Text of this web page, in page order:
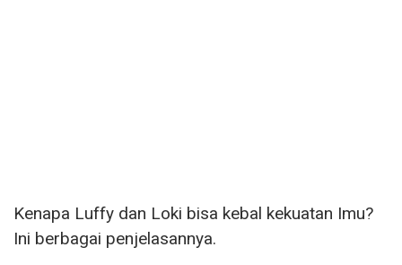
Kenapa Luffy dan Loki bisa kebal kekuatan Imu?
Ini berbagai penjelasannya.